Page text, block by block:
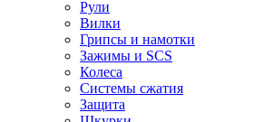
Рули
Вилки
Грипсы и намотки
Зажимы и SCS
Колеса
Системы сжатия
Защита